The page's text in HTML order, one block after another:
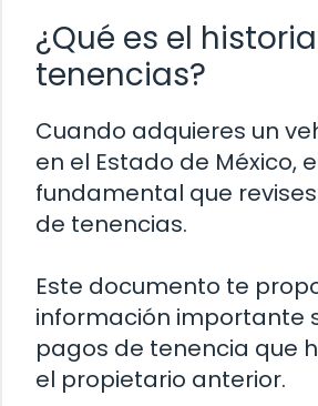
¿Qué es el
tenencias?
Cuando adquieres un
en el Estado de México,
fundamental que
de tenencias.
Este documento te
información importante
pagos de tenencia que
el propietario anterior.